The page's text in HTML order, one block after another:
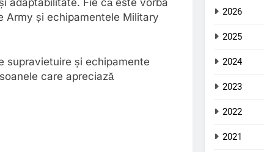
Army și echipamentele Military
supravietuire și echipamente
care apreciază
2026
2025
2024
2023
2022
2021